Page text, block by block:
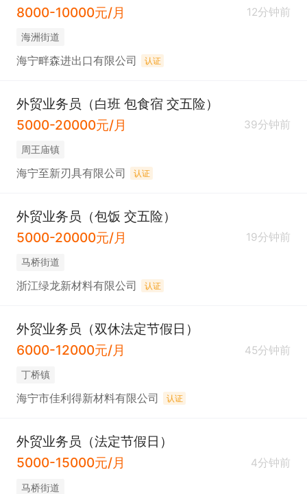
8000-10000元/月
12分钟前
海洲街道
海宁畔森进出口有限公司 认证
外贸业务员（白班 包食宿 交五险）
5000-20000元/月
39分钟前
周王庙镇
海宁至新刃具有限公司 认证
外贸业务员（包饭 交五险）
5000-20000元/月
19分钟前
马桥街道
浙江绿龙新材料有限公司 认证
外贸业务员（双休法定节假日）
6000-12000元/月
45分钟前
丁桥镇
海宁市佳利得新材料有限公司 认证
外贸业务员（法定节假日）
5000-15000元/月
4分钟前
马桥街道